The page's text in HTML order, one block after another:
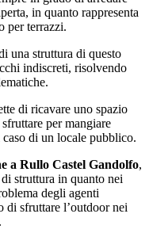
in quanto rappresenta
per terrazzi.
una struttura di questo
indiscreti, risolvendo
di ricavare uno spazio
per mangiare
di un locale pubblico.
a Rullo Castel Gandolfo,
struttura in quanto nei
degli agenti
di sfruttare l’outdoor nei